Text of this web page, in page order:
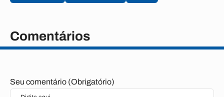
Comentários
Seu comentário (Obrigatório)